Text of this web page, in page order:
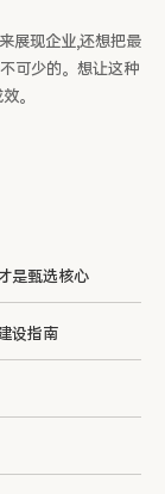
展现企业,还想把最
可少的。想让这种
。
是甄选核心
设指南